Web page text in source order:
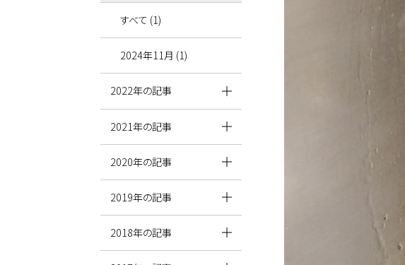
すべて (1)
2024年11月 (1)
2022年の記事
2021年の記事
2020年の記事
2019年の記事
2018年の記事